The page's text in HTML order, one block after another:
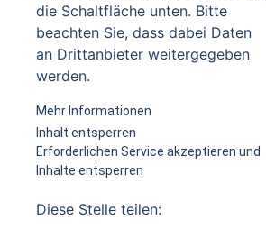
die Schaltfläche unten. Bitte
beachten Sie, dass dabei Daten
an Drittanbieter weitergegeben
werden.
Mehr Informationen
Inhalt entsperren
Erforderlichen Service akzeptieren und
Inhalte entsperren
Diese Stelle teilen: